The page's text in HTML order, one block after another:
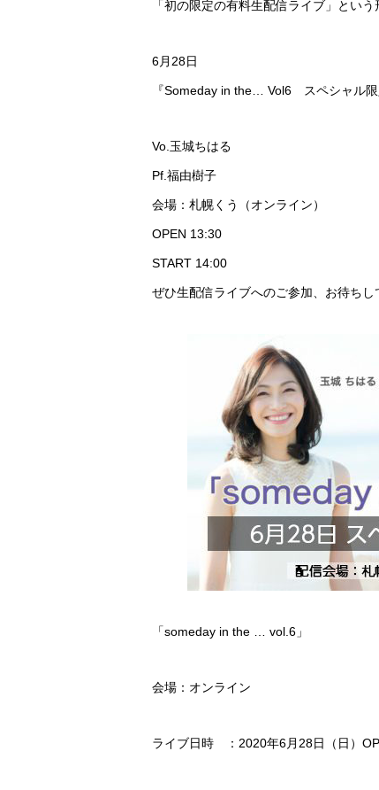
「初の限定の有料生配信ライブ」という
6月28日
『Someday in the… Vol6 スペシャル限
Vo.玉城ちはる
Pf.福由樹子
会場：札幌くう（オンライン）
OPEN 13:30
START 14:00
ぜひ生配信ライブへのご参加、お待ちし
「someday in the … vol.6」
会場：オンライン
ライブ日時 ：2020年6月28日（日）